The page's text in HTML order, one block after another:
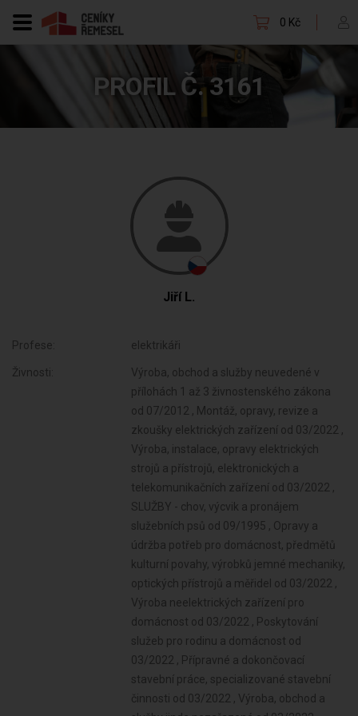
0 Kč
PROFIL Č. 3161
Jiří L.
Profese: elektrikáři
Živnosti:
Výroba, obchod a služby neuvedené v
přílohách 1 až 3 živnostenského zákona
od 07/2012 , Montáž, opravy, revize a
zkoušky elektrických zařízení od 03/2022 ,
Výroba, instalace, opravy elektrických
strojů a přístrojů, elektronických a
telekomunikačních zařízení od 03/2022 ,
SLUŽBY - chov, výcvik a pronájem
služebních psů od 09/1995 , Opravy a
údržba potřeb pro domácnost, předmětů
kulturní povahy, výrobků jemné mechaniky,
optických přístrojů a měřidel od 03/2022 ,
Výroba neelektrických zařízení pro
domácnost od 03/2022 , Poskytování
služeb pro rodinu a domácnost od
03/2022 , Přípravné a dokončovací
stavební práce, specializované stavební
činnosti od 03/2022 , Výroba, obchod a